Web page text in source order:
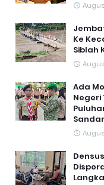
Ke
Siblah
Ada
Negeri